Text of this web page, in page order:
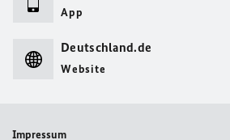
App
Deutschland.de
Website
Impressum